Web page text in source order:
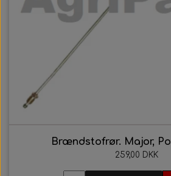
Brændstofrør. Major,
259,00 DKK